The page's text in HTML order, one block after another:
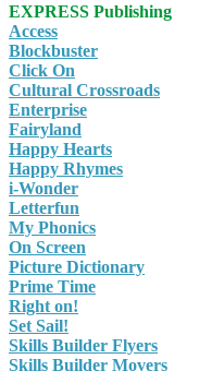
EXPRESS Publishing
Access
Blockbuster
Click On
Cultural Crossroads
Enterprise
Fairyland
Happy Hearts
Happy Rhymes
i-Wonder
Letterfun
My Phonics
On Screen
Picture Dictionary
Prime Time
Right on!
Set Sail!
Skills Builder Flyers
Skills Builder Movers